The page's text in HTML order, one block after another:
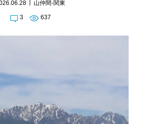
山仲間-関東
3 637